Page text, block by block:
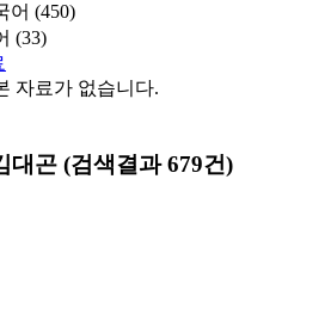
어 (450)
(33)
자료가 없습니다.
대곤 (검색결과 679건)